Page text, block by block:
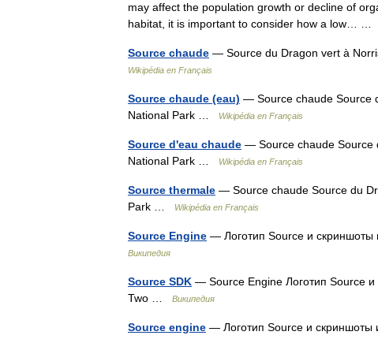
may affect the population growth or decline of
habitat, it is important to consider how a low… …
Source chaude — Source du Dragon vert à
Wikipédia en Français
Source chaude (eau) — Source chaude Source
National Park …
Wikipédia en Français
Source d'eau chaude — Source chaude Source
National Park …
Wikipédia en Français
Source thermale — Source chaude Source du
Park …
Wikipédia en Français
Source Engine — Логотип Source и скриншоты
Википедия
Source SDK — Source Engine Логотип Source
Two …
Википедия
Source engine — Логотип Source и скриншоты